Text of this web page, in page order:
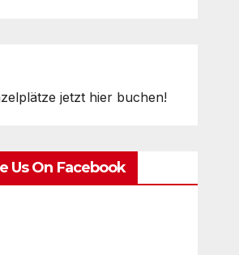
jetzt hier buchen!
Us On Facebook